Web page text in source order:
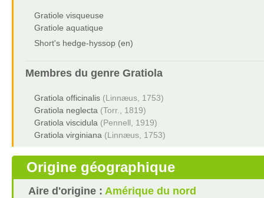
Gratiole visqueuse
Gratiole aquatique
Short's hedge-hyssop (en)
Membres du genre Gratiola
Gratiola officinalis (Linnæus, 1753)
Gratiola neglecta (Torr., 1819)
Gratiola viscidula (Pennell, 1919)
Gratiola virginiana (Linnæus, 1753)
Origine géographique
Aire d'origine : Amérique du nord